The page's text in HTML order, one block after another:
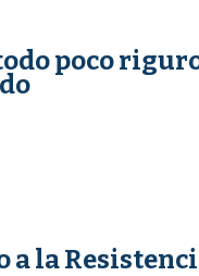
poco
la